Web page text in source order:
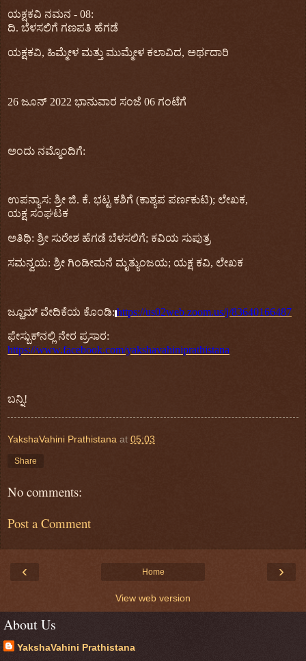
ಯಕ್ಷಕವಿ ನಮನ - 08:
ದಿ. ಬೆಳಸಲಿಗೆ ಗಣಪತಿ ಹೆಗಡೆ
ಯಕ್ಷಕವಿ, ಹಿಮ್ಮೇಳ ಮತ್ತು ಮುಮ್ಮೇಳ ಕಲಾವಿದ, ಅರ್ಥದಾರಿ
26 ಜೂನ್ 2022 ಭಾನುವಾರ ಸಂಜೆ 06 ಗಂಟೆಗೆ
ಅಂದು ನಮ್ಮೊಂದಿಗೆ:
ಉಪನ್ಯಾಸ: ಶ್ರೀ ಜಿ. ಕೆ. ಭಟ್ಟ ಕಶಿಗೆ (ಕಾಶ್ಯಪ ಪರ್ಣಕುಟಿ); ಲೇಖಕ,
ಯಕ್ಷ ಸಂಘಟಕ
ಅತಿಥಿ: ಶ್ರೀ ಸುರೇಶ ಹೆಗಡೆ ಬೆಳಸಲಿಗೆ; ಕವಿಯ ಸುಪುತ್ರ
ಸಮನ್ವಯ: ಶ್ರೀ ಗಿಂಡೀಮನೆ ಮೃತ್ಯುಂಜಯ; ಯಕ್ಷ ಕವಿ, ಲೇಖಕ
ಜ್ಹೂಮ್ ವೇದಿಕೆಯ ಕೊಂಡಿ: https://us02web.zoom.us/j/83640166487
ಫೇಸ್ಬುಕ್ನಲ್ಲಿ ನೇರ ಪ್ರಸಾರ:
https://www.facebook.com/yakshavahiniprathistana
ಬನ್ನಿ!
YakshaVahini Prathistana at 05:03
Share
No comments:
Post a Comment
‹ ›
Home
View web version
About Us
YakshaVahini Prathistana